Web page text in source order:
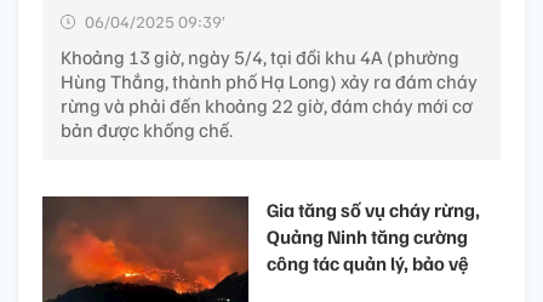
06/04/2025 09:39’
Khoảng 13 giờ, ngày 5/4, tại đồi khu 4A (phường
Hùng Thắng, thành phố Hạ Long) xảy ra đám cháy
rừng và phải đến khoảng 22 giờ, đám cháy mới cơ
bản được khống chế.
Gia tăng số vụ cháy rừng,
Quảng Ninh tăng cường
công tác quản lý, bảo vệ